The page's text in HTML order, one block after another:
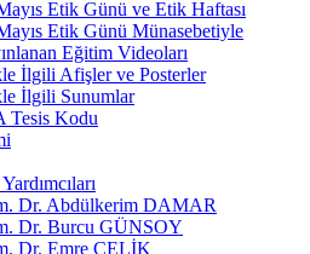
Etik Günü ve Etik Haftası
Etik Günü Münasebetiyle
Eğitim Videoları
İlgili Afişler ve Posterler
İlgili Sunumlar
Kodu
Dr. Abdülkerim DAMAR
Dr. Burcu GÜNSOY
Dr. Emre ÇELİK